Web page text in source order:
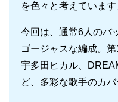
を色々と考えています
今回は、通常6人のバ
ゴージャスな編成。
宇多田ヒカル、
ど、多彩な歌手のカバ